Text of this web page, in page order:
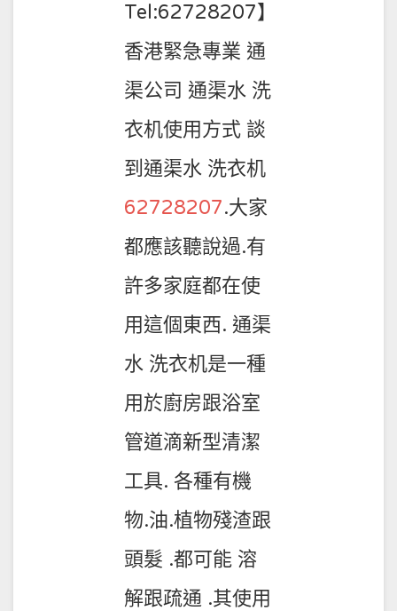
Tel:62728207】
香港緊急專業 通
渠公司 通渠水 洗
衣机使用方式 談
到通渠水 洗衣机
62728207.大家
都應該聽說過.有
許多家庭都在使
用這個東西. 通渠
水 洗衣机是一種
用於廚房跟浴室
管道滴新型清潔
工具. 各種有機
物.油.植物殘渣跟
頭髮 .都可能 溶
解跟疏通 .其使用